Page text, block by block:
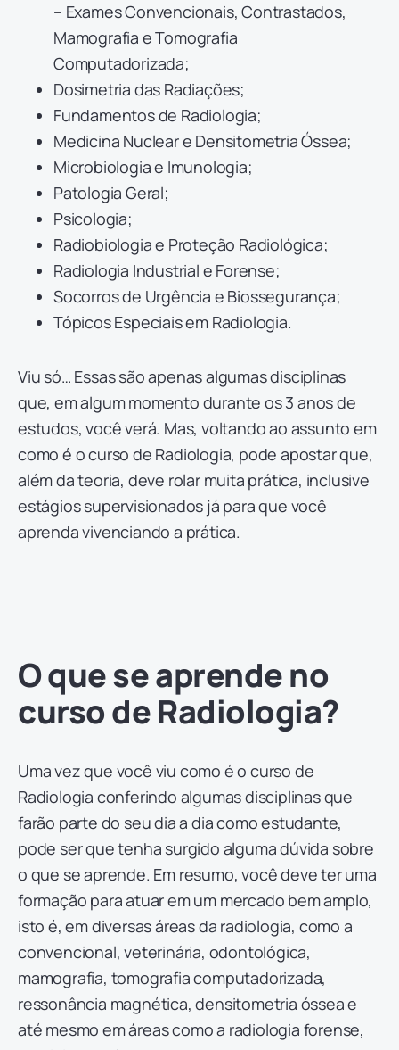
– Exames Convencionais, Contrastados,
Mamografia e Tomografia
Computadorizada;
Dosimetria das Radiações;
Fundamentos de Radiologia;
Medicina Nuclear e Densitometria Óssea;
Microbiologia e Imunologia;
Patologia Geral;
Psicologia;
Radiobiologia e Proteção Radiológica;
Radiologia Industrial e Forense;
Socorros de Urgência e Biossegurança;
Tópicos Especiais em Radiologia.
Viu só… Essas são apenas algumas disciplinas
que, em algum momento durante os 3 anos de
estudos, você verá. Mas, voltando ao assunto em
como é o curso de Radiologia, pode apostar que,
além da teoria, deve rolar muita prática, inclusive
estágios supervisionados já para que você
aprenda vivenciando a prática.
O que se aprende no
curso de Radiologia?
Uma vez que você viu como é o curso de
Radiologia conferindo algumas disciplinas que
farão parte do seu dia a dia como estudante,
pode ser que tenha surgido alguma dúvida sobre
o que se aprende. Em resumo, você deve ter uma
formação para atuar em um mercado bem amplo,
isto é, em diversas áreas da radiologia, como a
convencional, veterinária, odontológica,
mamografia, tomografia computadorizada,
ressonância magnética, densitometria óssea e
até mesmo em áreas como a radiologia forense,